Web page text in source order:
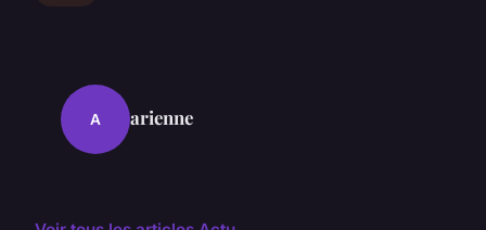
A arienne